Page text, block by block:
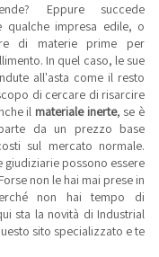
Eppure succede
qualche impresa edile, o
di materie prime per
In quel caso, le sue
all'asta come il resto
di cercare di risarcire
il materiale inerte, se è
da un prezzo base
sul mercato normale.
giudiziarie possono essere
non le hai mai prese in
non hai tempo di
sta la novità di Industrial
sito specializzato e te